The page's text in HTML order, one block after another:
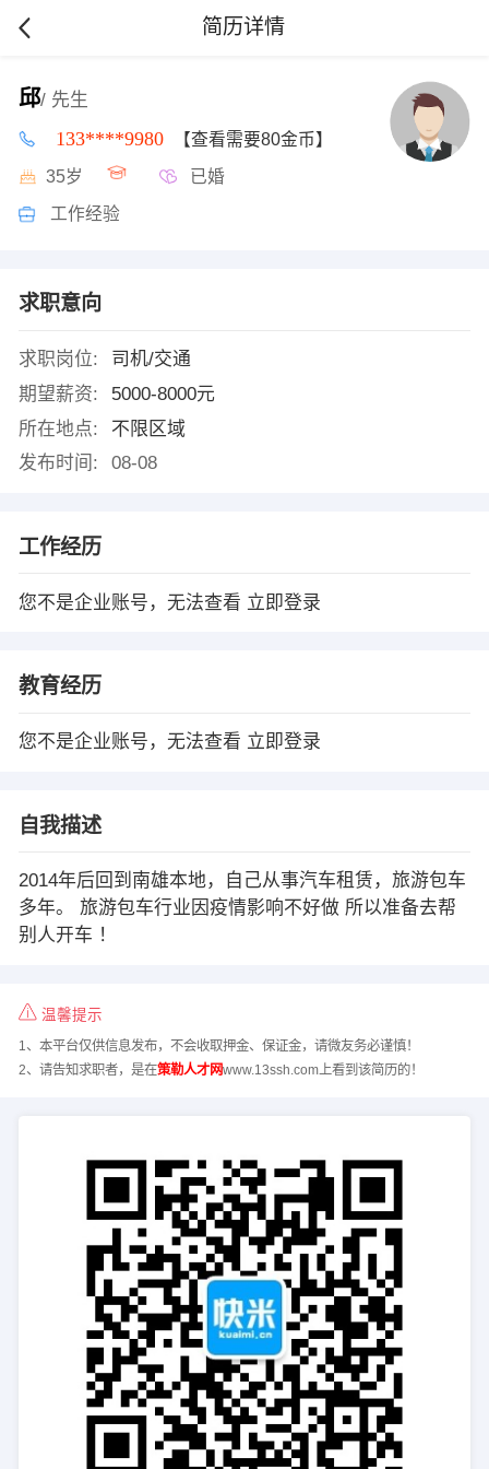
简历详情
邱/ 先生
133****9980 【查看需要80金币】
35岁 已婚
工作经验
求职意向
求职岗位:
司机/交通
期望薪资:
5000-8000元
所在地点:
不限区域
发布时间:
08-08
工作经历
您不是企业账号，无法查看 立即登录
教育经历
您不是企业账号，无法查看 立即登录
自我描述
2014年后回到南雄本地，自己从事汽车租赁，旅游包车
多年。 旅游包车行业因疫情影响不好做 所以准备去帮
别人开车 ！
温馨提示
1、本平台仅供信息发布，不会收取押金、保证金，请微友务必谨慎！
2、请告知求职者，是在策勒人才网www.13ssh.com上看到该简历的！